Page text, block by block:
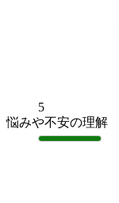
5
悩みや不安の理解